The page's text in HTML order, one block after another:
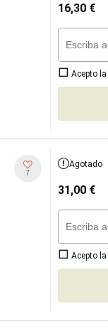
16,30 €
Acepto la
7
Agotado
31,00 €
Acepto la